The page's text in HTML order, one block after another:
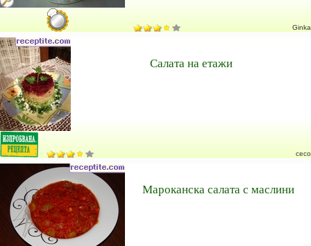
Ginka
Салата на етажи
ceco
Мароканска салата с маслини